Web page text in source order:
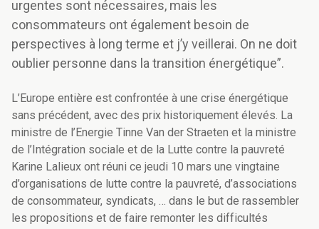
urgentes sont nécessaires, mais les
consommateurs ont également besoin de
perspectives à long terme et j’y veillerai. On ne doit
oublier personne dans la transition énergétique”.
L’Europe entière est confrontée à une crise énergétique
sans précédent, avec des prix historiquement élevés. La
ministre de l’Energie Tinne Van der Straeten et la ministre
de l’Intégration sociale et de la Lutte contre la pauvreté
Karine Lalieux ont réuni ce jeudi 10 mars une vingtaine
d’organisations de lutte contre la pauvreté, d’associations
de consommateur, syndicats, … dans le but de rassembler
les propositions et de faire remonter les difficultés